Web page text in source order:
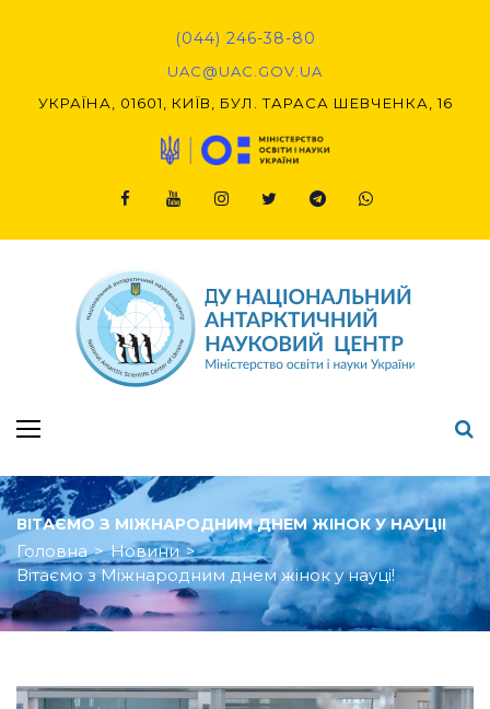
(044) 246-38-80
UAC@UAC.GOV.UA​​
УКРАЇНА, 01601, КИЇВ, БУЛ. ТАРАСА ШЕВЧЕНКА, 16
ВІТАЄМО З МІЖНАРОДНИМ ДНЕМ ЖІНОК У НАУЦІ!
Головна > Новини >
Вітаємо з Міжнародним днем жінок у науці!